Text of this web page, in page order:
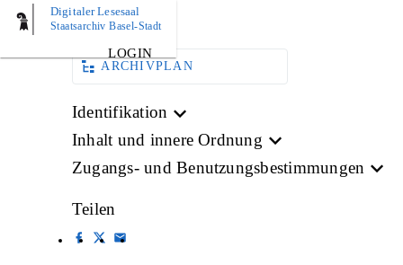
Digitaler Lesesaal
Staatsarchiv Basel-Stadt
LOGIN
BILD
ARCHIVPLAN
Identifikation
Inhalt und innere Ordnung
Zugangs- und Benutzungsbestimmungen
Teilen